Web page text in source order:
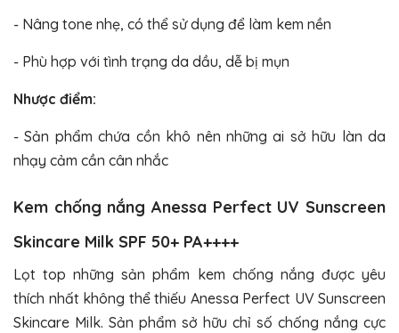
- Nâng tone nhẹ, có thể sử dụng để làm kem nền
- Phù hợp với tình trạng da dầu, dễ bị mụn
Nhược điểm:
- Sản phẩm chứa cồn khô nên những ai sở hữu làn da
nhạy cảm cần cân nhắc
Kem chống nắng Anessa Perfect UV Sunscreen
Skincare Milk SPF 50+ PA++++
Lọt top những sản phẩm kem chống nắng được yêu
thích nhất không thể thiếu Anessa Perfect UV Sunscreen
Skincare Milk. Sản phẩm sở hữu chỉ số chống nắng cực